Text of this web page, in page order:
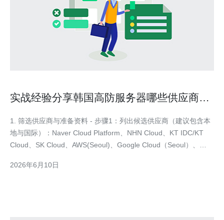
实战经验分享韩国高防服务器哪些供应商能
1. 筛选供应商与准备资料 - 步骤1：列出候选供应商（建议包含本
地与国际）：Naver Cloud Platform、NHN Cloud、KT IDC/KT
Cloud、SK Cloud、AWS(Seoul)、Google Cloud（Seoul）、
洗能力（G
2026年6月10日